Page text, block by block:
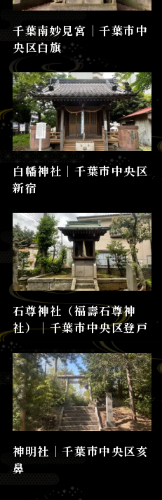
千葉南妙見宮│千葉市中
央区白旗
白幡神社│千葉市中央区
新宿
石尊神社（福壽石尊神
社）│千葉市中央区登戸
神明社│千葉市中央区亥
鼻